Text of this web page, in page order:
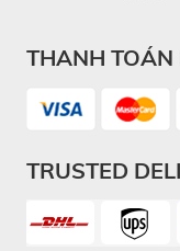
THANH TOÁN
TRUSTED